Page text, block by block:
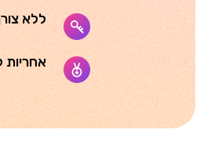
ללא
אחריות